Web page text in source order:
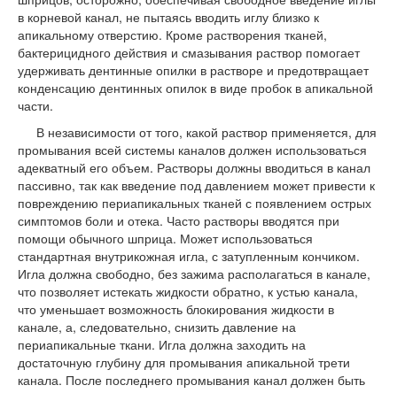
в корневой канал, не пытаясь вводить иглу близко к
апикальному отверстию. Кроме растворения тканей,
бактерицидного действия и смазывания раствор помогает
удерживать дентинные опилки в растворе и предотвращает
конденсацию дентинных опилок в виде пробок в апикальной
части.
В независимости от того, какой раствор применяется, для
промывания всей системы каналов должен использоваться
адекватный его объем. Растворы должны вводиться в канал
пассивно, так как введение под давлением может привести к
повреждению периапикальных тканей с появлением острых
симптомов боли и отека. Часто растворы вводятся при
помощи обычного шприца. Может использоваться
стандартная внутрикожная игла, с затупленным кончиком.
Игла должна свободно, без зажима располагаться в канале,
что позволяет истекать жидкости обратно, к устью канала,
что уменьшает возможность блокирования жидкости в
канале, а, следовательно, снизить давление на
периапикальные ткани. Игла должна заходить на
достаточную глубину для промывания апикальной трети
канала. После последнего промывания канал должен быть